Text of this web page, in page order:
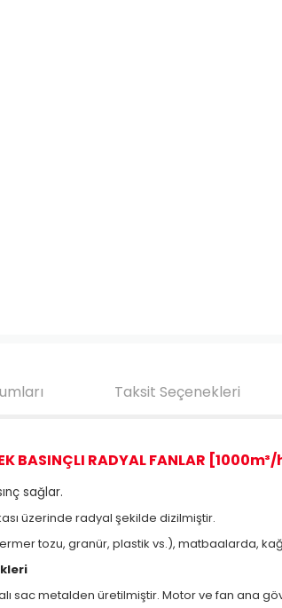
Taksit Seçenekleri
BASINÇLI RADYAL FANLAR [1000m³/
sağlar.
üzerinde radyal şekilde dizilmiştir.
tozu, granür, plastik vs.), matbaalarda,
sac metalden üretilmiştir. Motor ve fan ana